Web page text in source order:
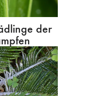
der